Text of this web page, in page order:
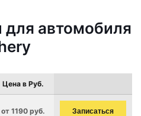
автомобиля
Цена в Руб.
от 1190 руб. Записаться